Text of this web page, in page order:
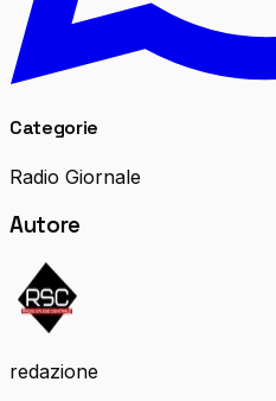
Categorie
Radio Giornale
Autore
redazione